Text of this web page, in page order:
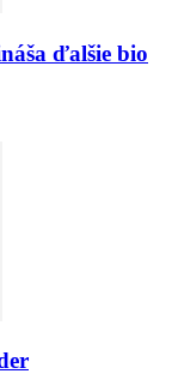
ďalšie bio